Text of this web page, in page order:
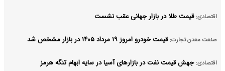
اقتصادی: قیمت طلا در بازار جهانی عقب نشست
صنعت معدن تجارت: قیمت خودرو امروز ۱۹ مرداد ۱۴۰۵ در بازار مشخص شد
اقتصادی: جهش قیمت نفت در بازارهای آسیا در سایه ابهام تنگه هرمز